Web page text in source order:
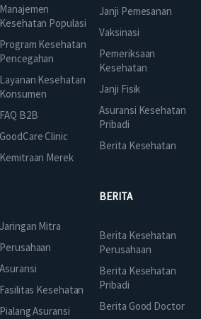
Manajemen
Kesehatan Populasi
Program Kesehatan
Pencegahan
Layanan Kesehatan
Konsumen
FAQ B2B
GoodCare Clinic
Kemitraan Merek
Janji Pemesanan
Vaksinasi
Pemeriksaan
Kesehatan
Janji Fisik
Asuransi Kesehatan
Pribadi
Berita Kesehatan
Jaringan Mitra
Perusahaan
Asuransi
Fasilitas Kesehatan
Pialang Asuransi
BERITA
Berita Kesehatan
Perusahaan
Berita Kesehatan
Pribadi
Berita Good Doctor